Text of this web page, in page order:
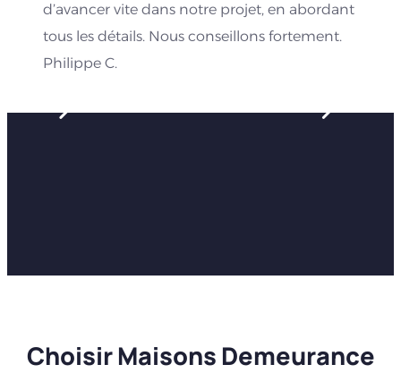
d’avancer vite dans notre projet, en abordant
tous les détails. Nous conseillons fortement.
Philippe C.
Choisir Maisons Demeurance